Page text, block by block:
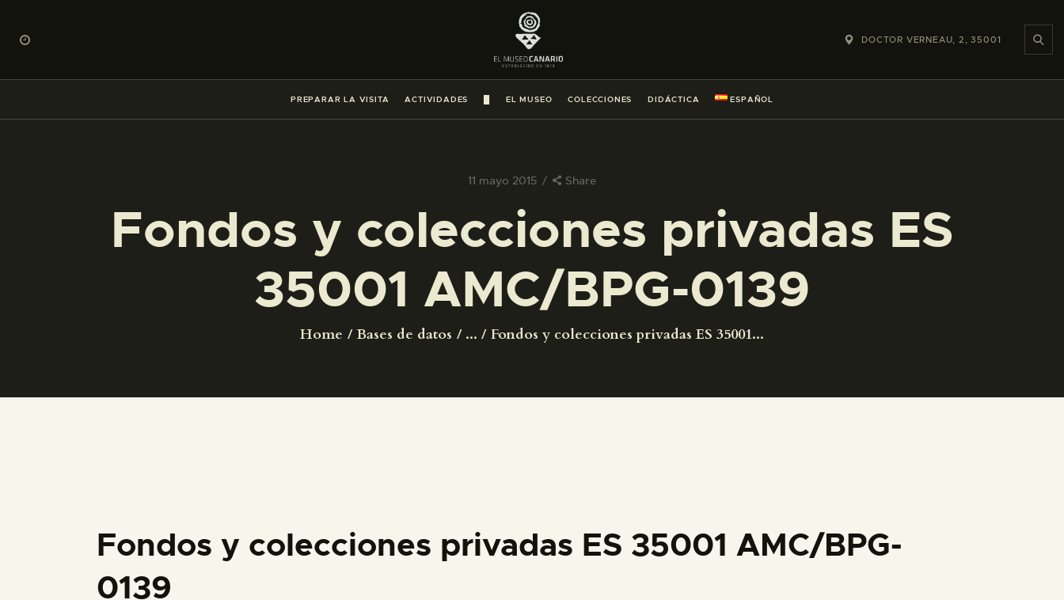
DOCTOR VERNEAU, 2, 35001
PREPARAR LA VISITA ACTIVIDADES EL MUSEO COLECCIONES DIDÁCTICA ESPAÑOL
11 mayo 2015 Share
Fondos y colecciones privadas ES
35001 AMC/BPG-0139
Home Bases de datos ... Fondos y colecciones privadas ES 35001...
PREPARAR LA VISITA
ACTIVIDADES
█
COLECCIONES
DIDÁCTICA
ESPAÑOL
Fondos y colecciones privadas ES 35001 AMC/BPG-
0139